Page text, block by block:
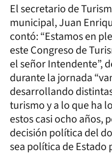
El secretario de
municipal, Juan
contó: “Estamos en
este Congreso de
el señor Intendente”,
durante la jornada
desarrollando
turismo y a lo que ha
estos casi ocho años,
decisión política del
sea política de Estado